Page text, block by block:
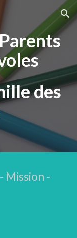
Skip to navigation
des
- Mission -